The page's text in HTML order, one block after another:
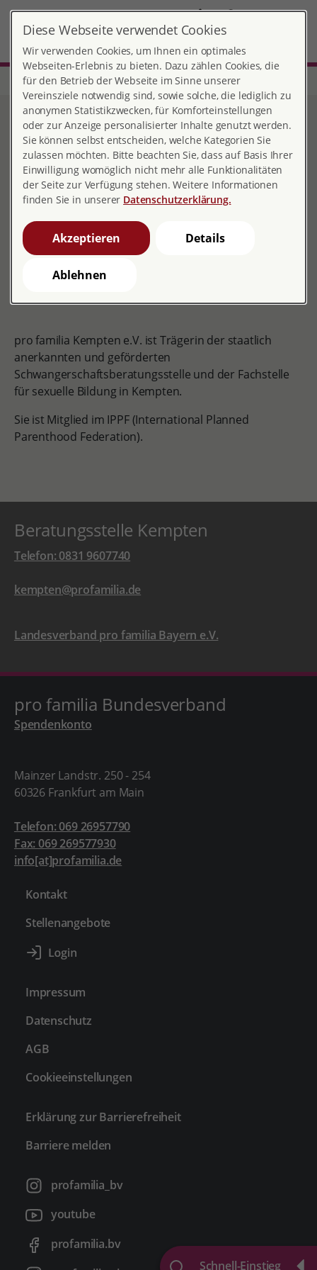
DE
Start Bayern Beratungsstelle Kempten Verein
Schnell-Einstieg
Verein
pro familia Kempten e.V. ist ein selbstständiger,
gemeinnütziger, konfessionell und parteipolitisch
unabhängiger Verein und als solches Mitglied im
des Deutschen Paritätischen Wohlfahrtsverbandes
pro familia Kempten e.V. ist Trägerin der staatlich
anerkannten und geförderten
Schwangerschaftsberatungsstelle und der Fachstelle
für sexuelle Bildung in Kempten.
Sie ist Mitglied im IPPF (International Planned
Parenthood Federation).
Beratungsstelle Kempten
Telefon: 0831 9607740
kempten@profamilia.de
Landesverband pro familia Bayern e.V.
pro familia Bundesverband
Spendenkonto
Mainzer Landstr. 250 - 254
60326 Frankfurt am Main
Telefon: 069 26957790
Fax: 069 269577930
info[at]profamilia.de
Kontakt
Stellenangebote
Impressum
Datenschutz
AGB
Cookieeinstellungen
Erklärung zur Barrierefreiheit
Barriere melden
profamilia_bv
youtube
profamilia.bv
Diese Webseite verwendet Cookies
Wir verwenden Cookies, um Ihnen ein optimales
Webseiten-Erlebnis zu bieten. Dazu zählen Cookies, die
für den Betrieb der Webseite im Sinne unserer
Vereinsziele notwendig sind, sowie solche, die lediglich zu
anonymen Statistikzwecken, für Komforteinstellungen
oder zur Anzeige personalisierter Inhalte genutzt werden.
Sie können selbst entscheiden, welche Kategorien Sie
zulassen möchten. Bitte beachten Sie, dass auf Basis Ihrer
Einwilligung womöglich nicht mehr alle Funktionalitäten
der Seite zur Verfügung stehen. Weitere Informationen
finden Sie in unserer Datenschutzerklärung.
Akzeptieren Details
Ablehnen